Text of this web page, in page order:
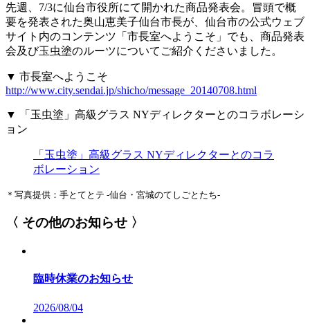
先週、7/3に仙台市役所にて開かれた商品発表会。冒頭で概
要を発表された奥山恵美子仙台市長が、仙台市の公式ウェブ
サイト内のコンテンツ「市長室へようこそ」でも、商品発表
会及び玉虫塗のルーツについてご紹介くださいました。
▼ 市長室へようこそ
http://www.city.sendai.jp/shicho/message_20140708.html
▼ 「玉虫塗」高級グラス NYディレクターとのコラボレーシ
ョン
「玉虫塗」高級グラス NYディレクターとのコラ
ボレーション
＊写真提供：手とてとテ -仙台・宮城のてしごとたち-
〈 その他のお知らせ 〉
臨時休業のお知らせ
2026/08/04